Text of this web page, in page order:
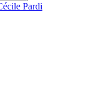
Pardi